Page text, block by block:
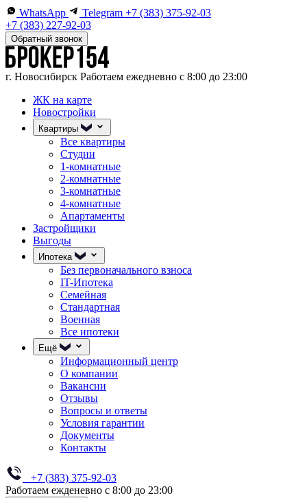
WhatsApp Telegram +7 (383) 375-92-03
+7 (383) 227-92-03
Обратный звонок
г. Новосибирск Работаем ежедневно с 8:00 до 23:00
ЖК на карте
Новостройки
Квартиры
Все квартиры
Студии
1-комнатные
2-комнатные
3-комнатные
4-комнатные
Апартаменты
Застройщики
Выгоды
Ипотека
Без первоначального взноса
IT-Ипотека
Семейная
Стандартная
Военная
Все ипотеки
Ещё
Информационный центр
О компании
Вакансии
Отзывы
Вопросы и ответы
Условия гарантии
Документы
Контакты
+7 (383) 375-92-03
Работаем ежденевно с 8:00 до 23:00